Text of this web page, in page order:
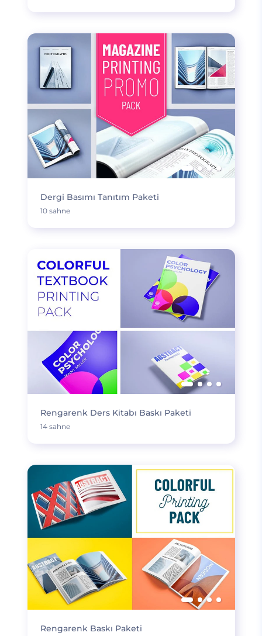
Dergi Basımı Tanıtım Paketi
10 sahne
Rengarenk Ders Kitabı Baskı Paketi
14 sahne
Rengarenk Baskı Paketi